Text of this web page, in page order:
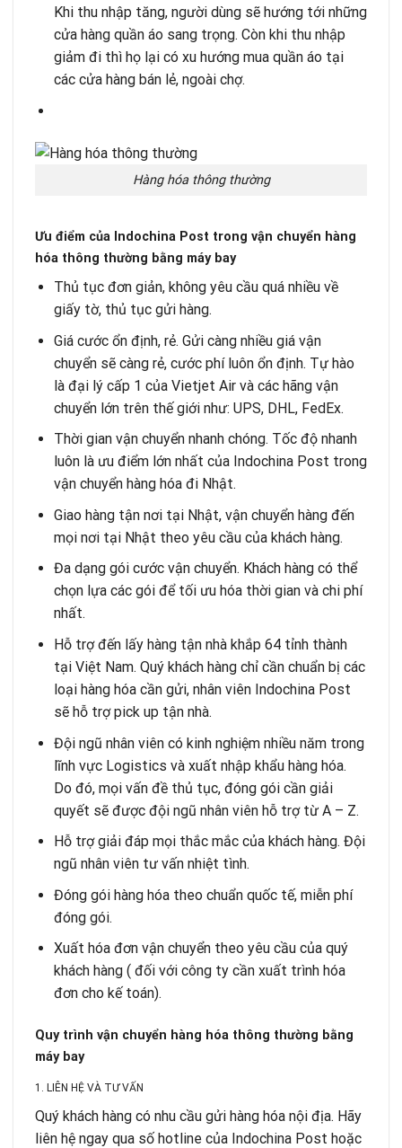
Khi thu nhập tăng, người dùng sẽ hướng tới những
cửa hàng quần áo sang trọng. Còn khi thu nhập
giảm đi thì họ lại có xu hướng mua quần áo tại
các cửa hàng bán lẻ, ngoài chợ.
Hàng hóa thông thường
Ưu điểm của Indochina Post trong vận chuyển hàng
hóa thông thường bằng máy bay
Thủ tục đơn giản, không yêu cầu quá nhiều về
giấy tờ, thủ tục gửi hàng.
Giá cước ổn định, rẻ. Gửi càng nhiều giá vận
chuyển sẽ càng rẻ, cước phí luôn ổn định. Tự hào
là đại lý cấp 1 của Vietjet Air và các hãng vận
chuyển lớn trên thế giới như: UPS, DHL, FedEx.
Thời gian vận chuyển nhanh chóng. Tốc độ nhanh
luôn là ưu điểm lớn nhất của Indochina Post trong
vận chuyển hàng hóa đi Nhật.
Giao hàng tận nơi tại Nhật, vận chuyển hàng đến
mọi nơi tại Nhật theo yêu cầu của khách hàng.
Đa dạng gói cước vận chuyển. Khách hàng có thể
chọn lựa các gói để tối ưu hóa thời gian và chi phí
nhất.
Hỗ trợ đến lấy hàng tận nhà khắp 64 tỉnh thành
tại Việt Nam. Quý khách hàng chỉ cần chuẩn bị các
loại hàng hóa cần gửi, nhân viên Indochina Post
sẽ hỗ trợ pick up tận nhà.
Đội ngũ nhân viên có kinh nghiệm nhiều năm trong
lĩnh vực Logistics và xuất nhập khẩu hàng hóa.
Do đó, mọi vấn đề thủ tục, đóng gói cần giải
quyết sẽ được đội ngũ nhân viên hỗ trợ từ A – Z.
Hỗ trợ giải đáp mọi thắc mắc của khách hàng. Đội
ngũ nhân viên tư vấn nhiệt tình.
Đóng gói hàng hóa theo chuẩn quốc tế, miễn phí
đóng gói.
Xuất hóa đơn vận chuyển theo yêu cầu của quý
khách hàng ( đối với công ty cần xuất trình hóa
đơn cho kế toán).
Quy trình vận chuyển hàng hóa thông thường bằng
máy bay
1. LIÊN HỆ VÀ TƯ VẤN
Quý khách hàng có nhu cầu gửi hàng hóa nội địa. Hãy
liên hệ ngay qua số hotline của Indochina Post hoặc